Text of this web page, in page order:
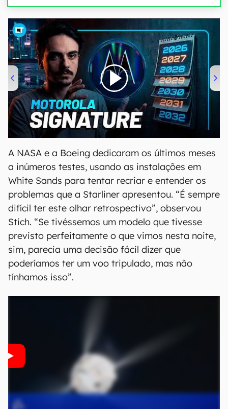
00:00/20:46
A NASA e a Boeing dedicaram os últimos meses
a inúmeros testes, usando as instalações em
White Sands para tentar recriar e entender os
problemas que a Starliner apresentou. “É sempre
difícil ter este olhar retrospectivo”, observou
Stich. “Se tivéssemos um modelo que tivesse
previsto perfeitamente o que vimos nesta noite,
sim, parecia uma decisão fácil dizer que
poderíamos ter um voo tripulado, mas não
tínhamos isso”.